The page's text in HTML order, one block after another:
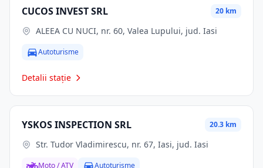
CUCOS INVEST SRL 20 km
ALEEA CU NUCI, nr. 60, Valea Lupului, jud. Iasi
Autoturisme
Detalii stație
YSKOS INSPECTION SRL 20.3 km
Str. Tudor Vladimirescu, nr. 67, Iasi, jud. Iasi
Moto / ATV Autoturisme